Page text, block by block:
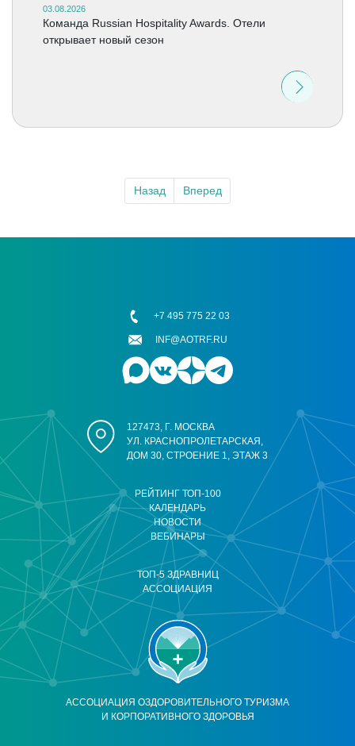
03.08.2026
Команда Russian Hospitality Awards. Отели
открывает новый сезон
Назад Вперед
АССОЦИАЦИЯ ОЗДОРОВИТЕЛЬНОГО ТУРИЗМА
И КОРПОРАТИВНОГО ЗДОРОВЬЯ
РЕЙТИНГ ТОП-100
КАЛЕНДАРЬ
НОВОСТИ
ВЕБИНАРЫ
ТОП-5 ЗДРАВНИЦ
АССОЦИАЦИЯ
127473, Г. МОСКВА
УЛ. КРАСНОПРОЛЕТАРСКАЯ,
ДОМ 30, СТРОЕНИЕ 1, ЭТАЖ 3
+7 495 775 22 03
INF@AOTRF.RU